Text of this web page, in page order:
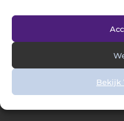
Bekijk
Bericht categorie